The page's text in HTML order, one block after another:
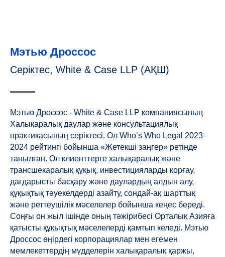
Мэтью Дроссос
Серіктес, White & Case LLP (АҚШ)
Мэтью Дроссос - White & Case LLP компаниясының
Халықаралық даулар және консультациялық
практикасының серіктесі. Ол Who’s Who Legal 2023–
2024 рейтингі бойынша «Жетекші заңгер» ретінде
танылған. Ол клиенттерге халықаралық және
трансшекаралық құқық, инвестицияларды қорғау,
дағдарысты басқару және даулардың алдын алу,
құқықтық тәуекелдерді азайту, сондай-ақ шарттық
және реттеушілік мәселелер бойынша кеңес береді.
Соңғы он жыл ішінде оның тәжірибесі Орталық Азияға
қатысты құқықтық мәселелерді қамтып келеді. Мэтью
Дроссос өңірдегі корпорациялар мен егемен
мемлекеттердің мүдделерін халықаралық қаржы,